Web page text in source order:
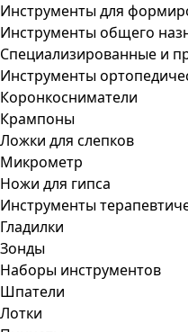
Инструменты для
Инструменты общего
Специализированные и
Инструменты
Коронкосниматели
Крампоны
Ложки для слепков
Микрометр
Ножи для гипса
Инструменты
Гладилки
Зонды
Наборы инструментов
Шпатели
Лотки